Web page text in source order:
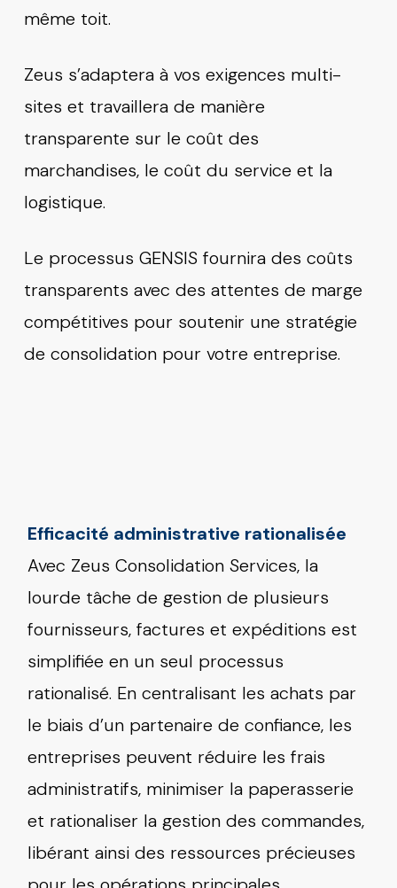
même toit.
Zeus s’adaptera à vos exigences multi-
sites et travaillera de manière
transparente sur le coût des
marchandises, le coût du service et la
logistique.
Le processus GENSIS fournira des coûts
transparents avec des attentes de marge
compétitives pour soutenir une stratégie
de consolidation pour votre entreprise.
Efficacité administrative rationalisée
Avec Zeus Consolidation Services, la
lourde tâche de gestion de plusieurs
fournisseurs, factures et expéditions est
simplifiée en un seul processus
rationalisé. En centralisant les achats par
le biais d’un partenaire de confiance, les
entreprises peuvent réduire les frais
administratifs, minimiser la paperasserie
et rationaliser la gestion des commandes,
libérant ainsi des ressources précieuses